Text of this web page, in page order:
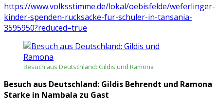
https://www.volksstimme.de/lokal/oebisfelde/weferlinger-
kinder-spenden-rucksacke-fur-schuler-in-tansania-
3595950?reduced=true
Besuch aus Deutschland: Gildis und Ramona
Besuch aus Deutschland: Gildis Behrendt und Ramona
Starke in Nambala zu Gast